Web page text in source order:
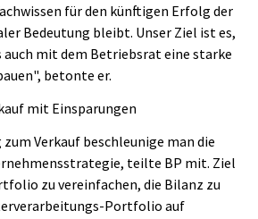
für den künftigen Erfolg der
Bedeutung bleibt. Unser Ziel ist es,
mit dem Betriebsrat eine starke
betonte er.
mit Einsparungen
Verkauf beschleunige man die
teilte BP mit. Ziel
zu vereinfachen, die Bilanz zu
Portfolio auf